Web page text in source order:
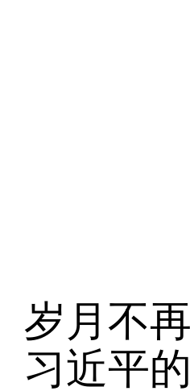
岁月不
习近平